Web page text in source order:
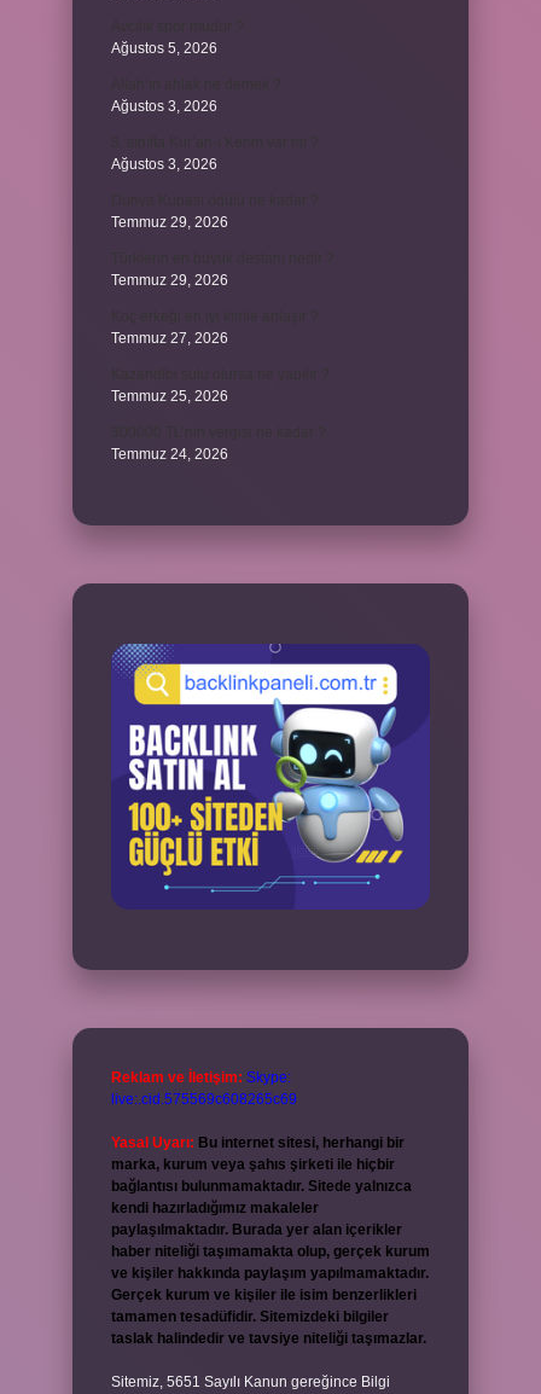
Ağustos 5, 2026
Ağustos 3, 2026
Ağustos 3, 2026
Temmuz 29, 2026
Temmuz 29, 2026
Temmuz 27, 2026
Temmuz 25, 2026
Temmuz 24, 2026
Reklam ve İletişim: Skype:
live:.cid.575569c608265c69
Yasal Uyarı: Bu internet sitesi, herhangi bir
marka, kurum veya şahıs şirketi ile hiçbir
bağlantısı bulunmamaktadır. Sitede yalnızca
kendi hazırladığımız makaleler
paylaşılmaktadır. Burada yer alan içerikler
haber niteliği taşımamakta olup, gerçek kurum
ve kişiler hakkında paylaşım yapılmamaktadır.
Gerçek kurum ve kişiler ile isim benzerlikleri
tamamen tesadüfidir. Sitemizdeki bilgiler
taslak halindedir ve tavsiye niteliği taşımazlar.
Sitemiz, 5651 Sayılı Kanun gereğince Bilgi